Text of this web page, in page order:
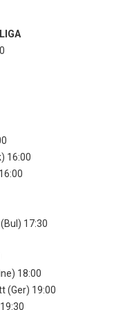
16:00
17:30
18:00
(Ger) 19:00